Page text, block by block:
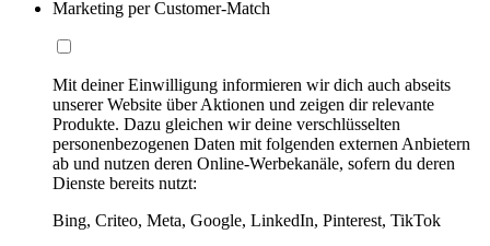
Marketing per Customer-Match
Mit deiner Einwilligung informieren wir dich auch abseits
unserer Website über Aktionen und zeigen dir relevante
Produkte. Dazu gleichen wir deine verschlüsselten
personenbezogenen Daten mit folgenden externen Anbietern
ab und nutzen deren Online-Werbekanäle, sofern du deren
Dienste bereits nutzt:
Bing, Criteo, Meta, Google, LinkedIn, Pinterest, TikTok